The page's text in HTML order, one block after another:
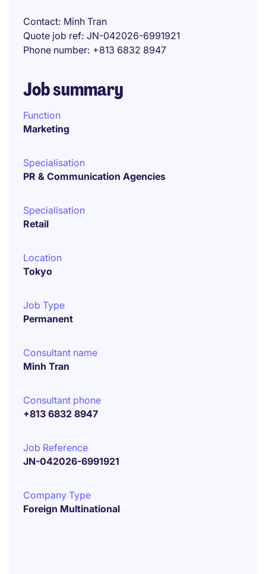
Contact Minh Tran
Quote job ref JN-042026-6991921
Phone number +813 6832 8947
Job summary
Function
Marketing
Specialisation
PR & Communication Agencies
Specialisation
Retail
Location
Tokyo
Job Type
Permanent
Consultant name
Minh Tran
Consultant phone
+813 6832 8947
Job Reference
JN-042026-6991921
Company Type
Foreign Multinational